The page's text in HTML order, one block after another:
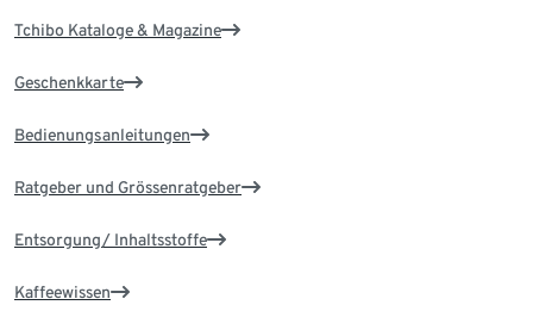
Tchibo Kataloge & Magazine
Geschenkkarte
Bedienungsanleitungen
Ratgeber und Grössenratgeber
Entsorgung/ Inhaltsstoffe
Kaffeewissen